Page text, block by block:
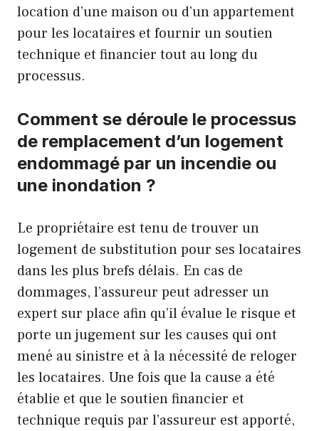
location d’une maison ou d’un appartement
pour les locataires et fournir un soutien
technique et financier tout au long du
processus.
Comment se déroule le processus
de remplacement d’un logement
endommagé par un incendie ou
une inondation ?
Le propriétaire est tenu de trouver un
logement de substitution pour ses locataires
dans les plus brefs délais. En cas de
dommages, l’assureur peut adresser un
expert sur place afin qu’il évalue le risque et
porte un jugement sur les causes qui ont
mené au sinistre et à la nécessité de reloger
les locataires. Une fois que la cause a été
établie et que le soutien financier et
technique requis par l’assureur est apporté,